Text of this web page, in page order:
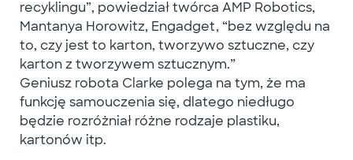
recyklingu”, powiedział twórca AMP Robotics,
Mantanya Horowitz, Engadget, “bez względu na
to, czy jest to karton, tworzywo sztuczne, czy
karton z tworzywem sztucznym.”
Geniusz robota Clarke polega na tym, że ma
funkcję samouczenia się, dlatego niedługo
będzie rozróżniał różne rodzaje plastiku,
kartonów itp.